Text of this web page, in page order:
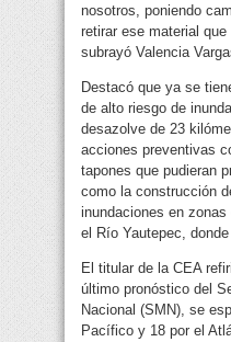
nosotros, poniendo
retirar ese material
subrayó Valencia
Destacó que ya se
de alto riesgo de
desazolve de 23
acciones preventivas
tapones que pudieran
como la construcción
inundaciones en
el Río Yautepec,
El titular de la CEA
último pronóstico del
Nacional (SMN), se
Pacífico y 18 por el